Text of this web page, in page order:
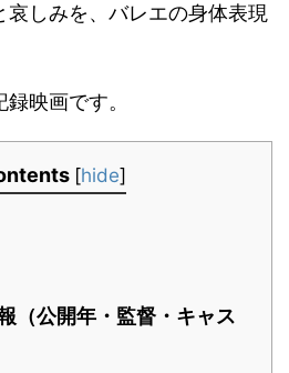
哀しみを、バレエの身体表現
映画です。
[hide]
（公開年・監督・キャス